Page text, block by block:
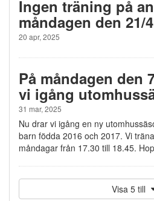
Ingen träning på
måndagen den 21/4
20 apr, 2025
På måndagen den
vi igång
31 mar, 2025
Nu drar vi igång en ny
barn födda 2016 och 2017. Vi
måndagar från 17.30 till 18.45.
Visa 5 till